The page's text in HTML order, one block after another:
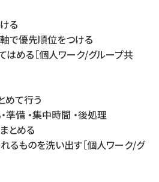
る
で優先順位をつける
はめる［個人ワーク/グループ共
めて行う
準備 ・集中時間 ・後処理
とめる
るものを洗い出す［個人ワーク/グ